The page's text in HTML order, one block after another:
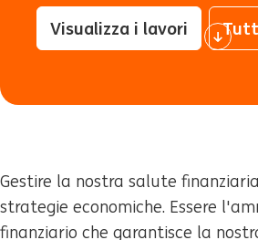
Visualizza i lavori
Gestire la nostra salute
strategie economiche. Essere
finanziario che garantisce la